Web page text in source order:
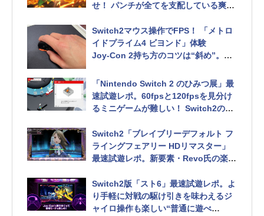
せ！ パンチが全てを支配している爽快
Switch2マウス操作でFPS！ 「メトロ
イドプライム4 ビヨンド」体験
Joy-Con 2持ち方のコツは“斜め”。照
「Nintendo Switch 2 のひみつ展」最
速試遊レポ。60fpsと120fpsを見分け
るミニゲームが難しい！ Switch2の
める
Switch2「ブレイブリーデフォルト フ
ライングフェアリー HDリマスター」
最速試遊レポ。新要素・Revo氏の楽曲
操縦シミュレーションをプレイ
Switch2版「スト6」最速試遊レポ。よ
り手軽に対戦の駆け引きを味わえるジ
ャイロ操作も楽しい“普通に遊べ